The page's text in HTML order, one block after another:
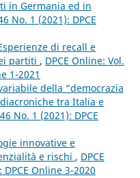
in Germania ed in
No. 1 (2021): DPCE
di recall e
partiti , DPCE Online: Vol.
1-2021
della “democrazia
tra Italia e
No. 1 (2021): DPCE
innovative e
e rischi , DPCE
Online 3-2020